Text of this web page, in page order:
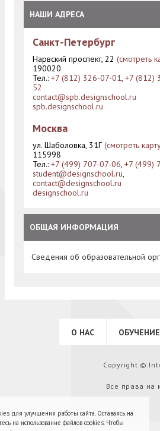
НАШИ АДРЕСА
Санкт-Петербург
Нарвский проспект, 22 (смотреть
190020
Тел.: +7 (812) 326-07-01, +7 (812)
52
contact@spb.designschool.ru
spb.designschool.ru
Москва
ул. Шаболовка, 31Г (смотреть
115998
Тел.: +7 (499) 707-07-06, +7 (499)
student@designschool.ru,
contact@designschool.ru
designschool.ru
ОБЩАЯ ИНФОРМАЦИЯ
Сведения об образовательной
О НАС ОБУЧЕНИЕ
Copyright ©
Все права на
для улучшения работы сайта. Оставаясь на
на использование файлов cookies. Чтобы